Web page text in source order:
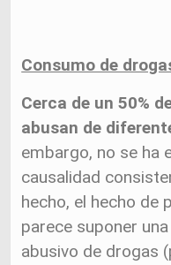
Consumo de
Cerca de un 50%
abusan de
embargo, no se ha
causalidad
hecho, el hecho de
parece suponer
abusivo de drogas